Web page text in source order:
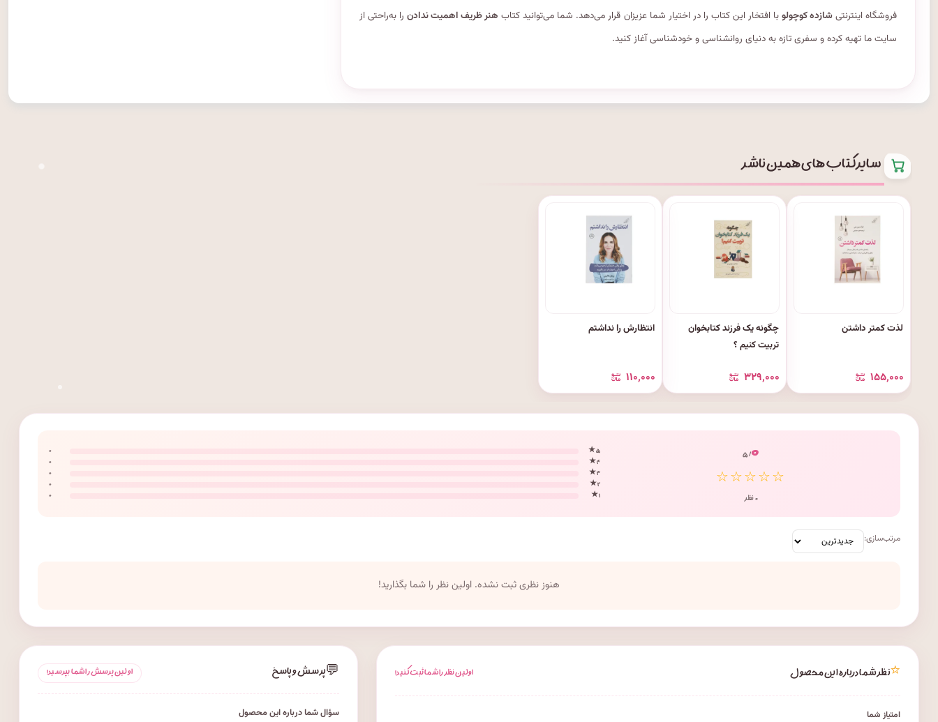
فروشگاه اینترنتیشازده کوچولوبا افتخار این کتاب را در اختیار شما عزیزان قرار می‌دهد. شما می‌توانید کتاب هنر ظریف اهمیت ندادنرا به‌راحتی از
سایت ما تهیه کرده و سفری تازه به دنیای روانشناسی و خودشناسی آغاز کنید.
سایر کتاب های همین ناشر
لذت کمتر داشتن
۱۵۵٬۰۰۰
چگونه یک فرزند کتابخوان
تربیت کنیم ؟
۳۲۹٬۰۰۰
انتظارش را نداشتم
۱۱۰٬۰۰۰
۰/ ۵
☆☆☆☆☆
۰ نظر
۵ ★
۰
۴ ★
۰
۳ ★
۰
۲ ★
۰
۱ ★
۰
مرتب‌سازی:
هنوز نظری ثبت نشده. اولین نظر را شما بگذارید!
⭐نظر شما درباره این محصول اولین نظر را شما ثبت کنید!
امتیاز شما
💬پرسش و پاسخ اولین پرسش را شما بپرسید!
سؤال شما درباره این محصول